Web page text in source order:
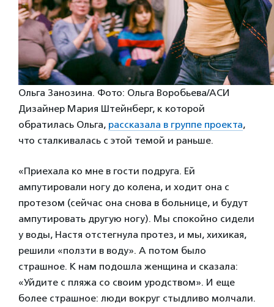
Ольга Занозина. Фото: Ольга Воробьева/АСИ
Дизайнер Мария Штейнберг, к которой
обратилась Ольга, рассказала в группе проекта,
что сталкивалась с этой темой и раньше.
«Приехала ко мне в гости подруга. Ей
ампутировали ногу до колена, и ходит она с
протезом (сейчас она снова в больнице, и будут
ампутировать другую ногу). Мы спокойно сидели
у воды, Настя отстегнула протез, и мы, хихикая,
решили «ползти в воду». А потом было
страшное. К нам подошла женщина и сказала:
«Уйдите с пляжа со своим уродством». И еще
более страшное: люди вокруг стыдливо молчали.